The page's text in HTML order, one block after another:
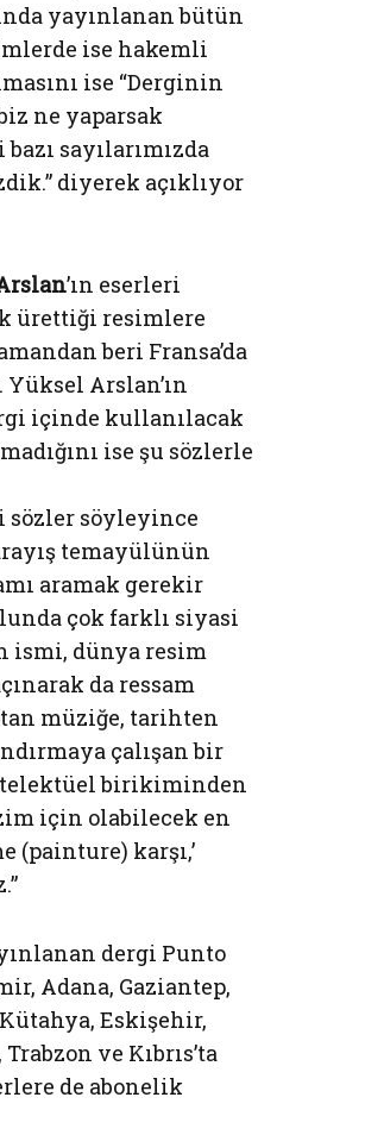
yayınlanan bütün
ise hakemli
ise “Derginin
ne yaparsak
sayılarımızda
diyerek açıklıyor
’ın eserleri
ürettiği resimlere
beri Fransa’da
Arslan’ın
içinde kullanılacak
ise şu sözlerle
sözler söyleyince
temayülünün
aramak gerekir
çok farklı siyasi
ismi, dünya resim
da ressam
müziğe, tarihten
çalışan bir
birikiminden
için olabilecek en
(painture) karşı,’
dergi Punto
Adana, Gaziantep,
Eskişehir,
ve Kıbrıs’ta
de abonelik